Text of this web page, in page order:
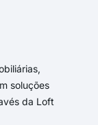
soluções
da Loft